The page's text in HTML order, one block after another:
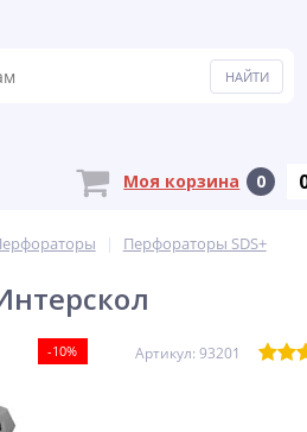
Моя корзина 0
Перфораторы SDS+
-10% Артикул: 93201